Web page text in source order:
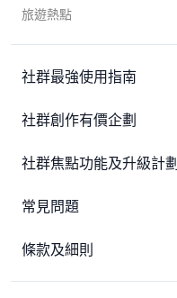
旅遊熱點
社群最強使用指南
社群創作有價企劃
社群焦點功能及升級計劃
常見問題
條款及細則